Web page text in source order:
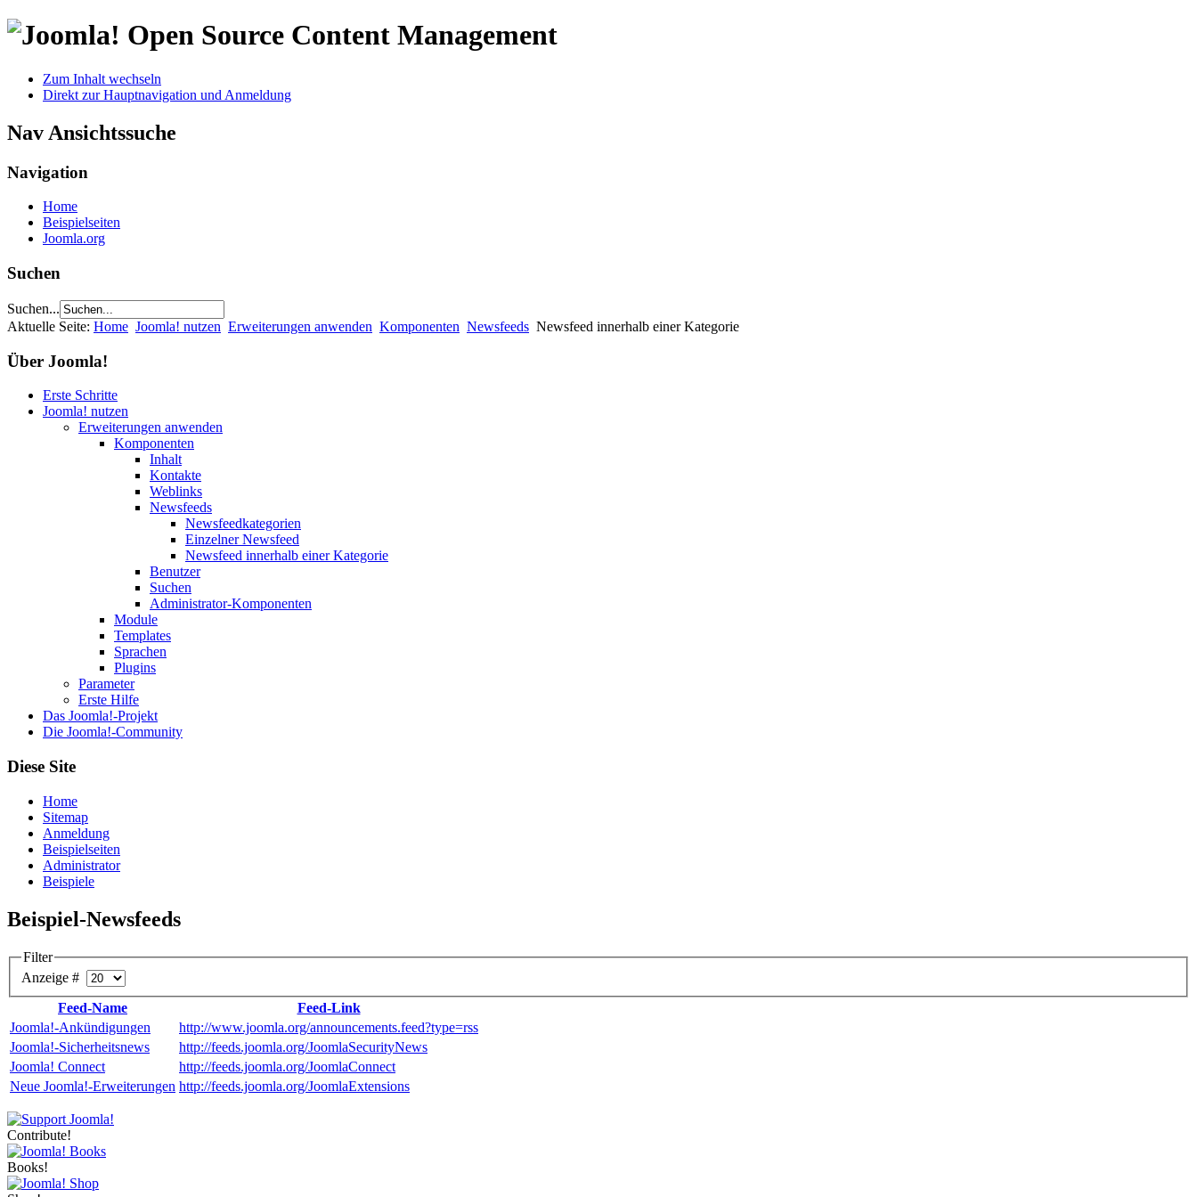
Open Source Content Management
Zum Inhalt wechseln
Direkt zur Hauptnavigation und Anmeldung
Nav Ansichtssuche
Navigation
Home
Beispielseiten
Joomla.org
Suchen
Suchen...
Aktuelle Seite: Home Joomla! nutzen Erweiterungen anwenden Komponenten Newsfeeds Newsfeed innerhalb einer Kategorie
Über Joomla!
Erste Schritte
Joomla! nutzen
Erweiterungen anwenden
Komponenten
Inhalt
Kontakte
Weblinks
Newsfeeds
Newsfeedkategorien
Einzelner Newsfeed
Newsfeed innerhalb einer Kategorie
Benutzer
Suchen
Administrator-Komponenten
Module
Templates
Sprachen
Plugins
Parameter
Erste Hilfe
Das Joomla!-Projekt
Die Joomla!-Community
Diese Site
Home
Sitemap
Anmeldung
Beispielseiten
Administrator
Beispiele
Beispiel-Newsfeeds
Filter
Anzeige #
Feed-Name
Feed-Link
Joomla!-Ankündigungen
http://www.joomla.org/announcements.feed?type=rss
Joomla!-Sicherheitsnews
http://feeds.joomla.org/JoomlaSecurityNews
Joomla! Connect
http://feeds.joomla.org/JoomlaConnect
Neue Joomla!-Erweiterungen http://feeds.joomla.org/JoomlaExtensions
Contribute!
Books!